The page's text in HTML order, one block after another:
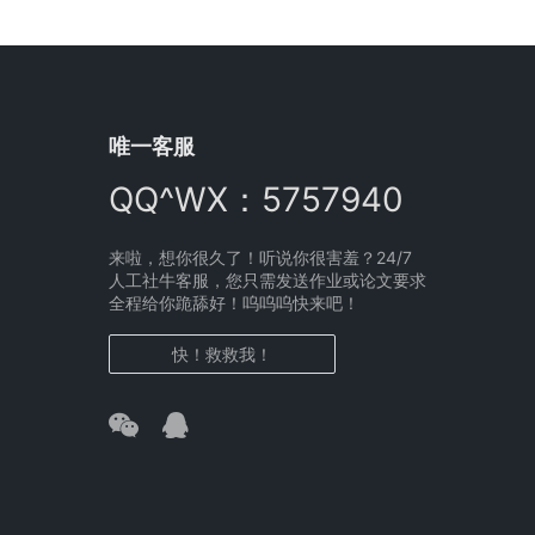
唯一客服
QQ^WX：5757940
来啦，想你很久了！听说你很害羞？24/7
人工社牛客服，您只需发送作业或论文要求
全程给你跪舔好！呜呜呜快来吧！
快！救救我！